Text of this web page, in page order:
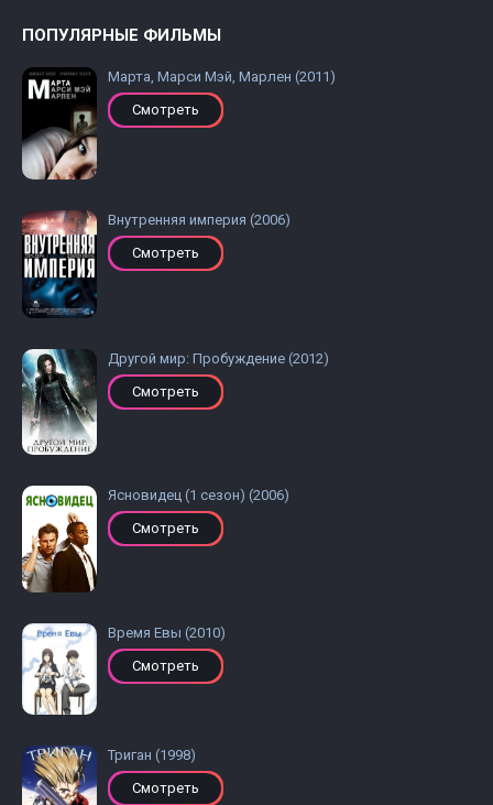
ПОПУЛЯРНЫЕ ФИЛЬМЫ
Марта, Марси Мэй, Марлен (2011)
Смотреть
Внутренняя империя (2006)
Смотреть
Другой мир: Пробуждение (2012)
Смотреть
Ясновидец (1 сезон) (2006)
Смотреть
Время Евы (2010)
Смотреть
Триган (1998)
Смотреть